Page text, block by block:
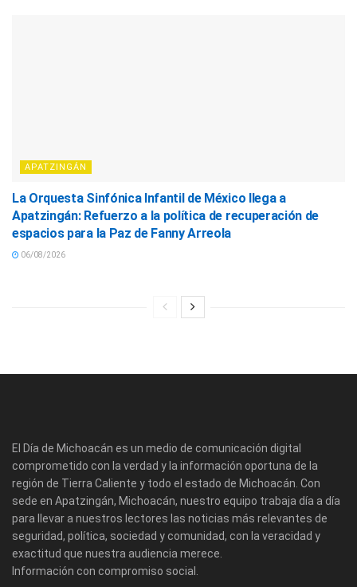
APATZINGÁN
La Orquesta Sinfónica Infantil de México llega a
Apatzingán: Refuerzo a la política de recuperación de
espacios para la Paz de Fanny Arreola
06/08/2026
El Día de Michoacán es un medio de comunicación digital
comprometido con la verdad y la información oportuna de la
región de Tierra Caliente y todo el estado de Michoacán. Con
sede en Apatzingán, Michoacán, nuestro equipo trabaja día a día
para llevar a nuestros lectores las noticias más relevantes de
seguridad, política, sociedad y comunidad, con la veracidad y
exactitud que nuestra audiencia merece.
Información con compromiso social.